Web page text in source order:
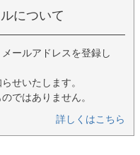
について
ールアドレスを登録し
せいたします。
ではありません。
詳しくはこちら